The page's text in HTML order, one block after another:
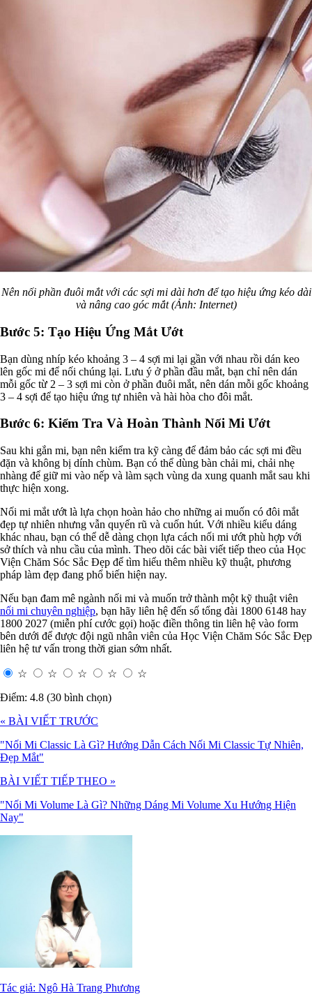
Nên nối phần đuôi mắt với các sợi mi dài hơn để tạo hiệu ứng kéo dài
và nâng cao góc mắt (Ảnh: Internet)
Bước 5: Tạo Hiệu Ứng Mắt Ướt
Bạn dùng nhíp kéo khoảng 3 – 4 sợi mi lại gần với nhau rồi dán keo
lên gốc mi để nối chúng lại. Lưu ý ở phần đầu mắt, bạn chỉ nên dán
mỗi gốc từ 2 – 3 sợi mi còn ở phần đuôi mắt, nên dán mỗi gốc khoảng
3 – 4 sợi để tạo hiệu ứng tự nhiên và hài hòa cho đôi mắt.
Bước 6: Kiểm Tra Và Hoàn Thành Nối Mi Ướt
Sau khi gắn mi, bạn nên kiểm tra kỹ càng để đảm bảo các sợi mi đều
đặn và không bị dính chùm. Bạn có thể dùng bàn chải mi, chải nhẹ
nhàng để giữ mi vào nếp và làm sạch vùng da xung quanh mắt sau khi
thực hiện xong.
Nối mi mắt ướt là lựa chọn hoàn hảo cho những ai muốn có đôi mắt
đẹp tự nhiên nhưng vẫn quyến rũ và cuốn hút. Với nhiều kiểu dáng
khác nhau, bạn có thể dễ dàng chọn lựa cách nối mi ướt phù hợp với
sở thích và nhu cầu của mình. Theo dõi các bài viết tiếp theo của Học
Viện Chăm Sóc Sắc Đẹp để tìm hiểu thêm nhiều kỹ thuật, phương
pháp làm đẹp đang phổ biến hiện nay.
Nếu bạn đam mê ngành nối mi và muốn trở thành một kỹ thuật viên
nối mi chuyên nghiệp, bạn hãy liên hệ đến số tổng đài 1800 6148 hay
1800 2027 (miễn phí cước gọi) hoặc điền thông tin liên hệ vào form
bên dưới để được đội ngũ nhân viên của Học Viện Chăm Sóc Sắc Đẹp
liên hệ tư vấn trong thời gian sớm nhất.
☆ ☆ ☆ ☆
☆
Điểm: 4.8 (30 bình chọn)
« BÀI VIẾT TRƯỚC
"Nối Mi Classic Là Gì? Hướng Dẫn Cách Nối Mi Classic Tự Nhiên,
Đẹp Mắt"
BÀI VIẾT TIẾP THEO »
"Nối Mi Volume Là Gì? Những Dáng Mi Volume Xu Hướng Hiện
Nay"
Tác giả: Ngô Hà Trang Phương